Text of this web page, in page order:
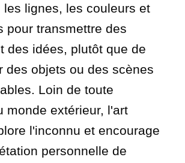
les lignes, les couleurs et
pour transmettre des
des idées, plutôt que de
des objets ou des scènes
Loin de toute
monde extérieur, l'art
l'inconnu et encourage
personnelle de